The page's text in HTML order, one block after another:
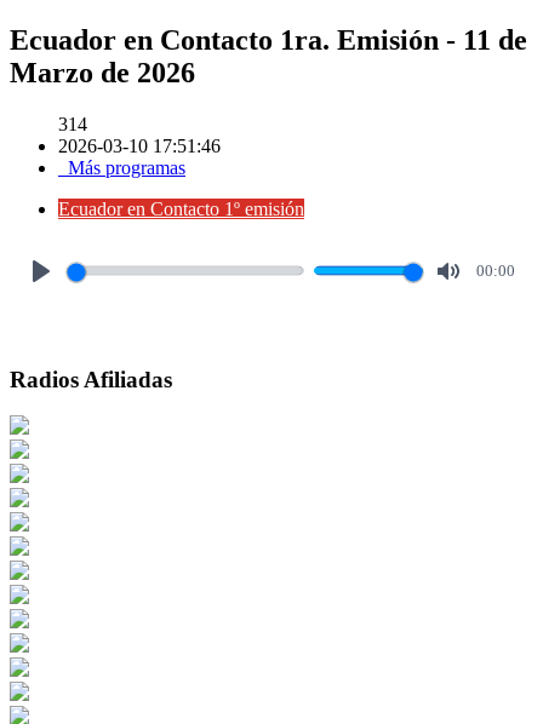
Ecuador en Contacto 1ra. Emisión - 11 de
Marzo de 2026
314
2026-03-10 17:51:46
Más programas
Ecuador en Contacto 1º emisión
00:00
Radios Afiliadas